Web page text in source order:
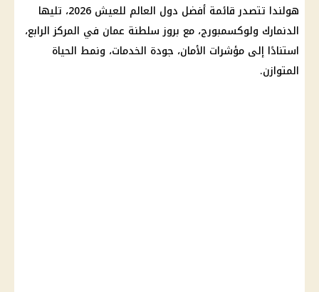
هولندا تتصدر قائمة أفضل دول العالم للعيش 2026، تليها
الدنمارك ولوكسمبورج، مع بروز سلطنة عمان في المركز الرابع،
استنادًا إلى مؤشرات الأمان، جودة الخدمات، ونمط الحياة
المتوازن.